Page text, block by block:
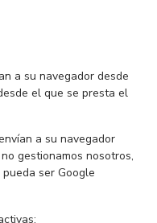
a su navegador desde
el que se presta el
a su navegador
gestionamos nosotros,
ser Google